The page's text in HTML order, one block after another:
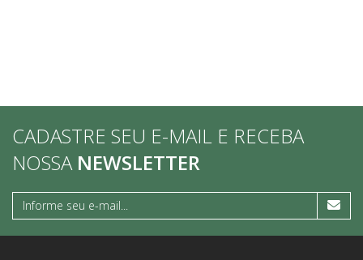
CADASTRE SEU E-MAIL E RECEBA
NOSSA NEWSLETTER